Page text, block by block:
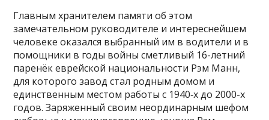
Главным хранителем памяти об этом
замечательном руководителе и интереснейшем
человеке оказался выбранный им в водители и в
помощники в годы войны сметливый 16-летний
паренёк еврейской национальности Рэм Манн,
для которого завод стал родным домом и
единственным местом работы с 1940‑х до 2000-х
годов. Заряженный своим неординарным шефом